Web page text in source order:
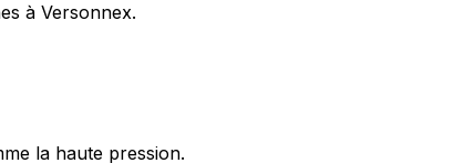
à Versonnex.
la haute pression.